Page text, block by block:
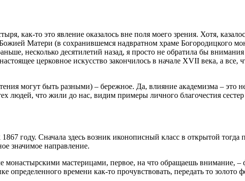
как-то это явление оказалось вне поля моего зрения. Хотя,
Матери (в сохранившемся надвратном храме Богородицкого
несколько десятилетий назад, я просто не обратила бы внимания
церковное искусство закончилось в начале XVII века, а все,
могут быть разными) – бережное. Да, влияние академизма – это
что жили до нас, видим примеры личного благочестия сестер
году. Сначала здесь возник иконописный класс в открытой тогда
значимое направление.
монастырскими мастерицами, первое, на что обращаешь внимание,
времени как-то прочувствовать, передать то золото